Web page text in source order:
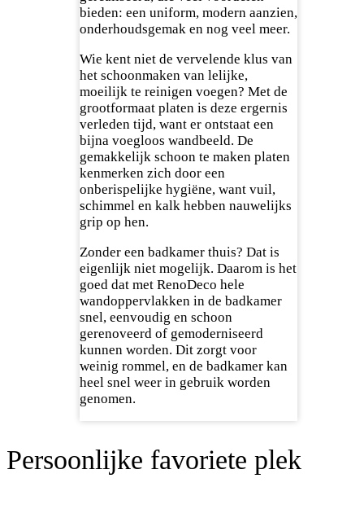
bieden: een uniform, modern aanzien,
onderhoudsgemak en nog veel meer.
Wie kent niet de vervelende klus van
het schoonmaken van lelijke,
moeilijk te reinigen voegen? Met de
grootformaat platen is deze ergernis
verleden tijd, want er ontstaat een
bijna voegloos wandbeeld. De
gemakkelijk schoon te maken platen
kenmerken zich door een
onberispelijke hygiëne, want vuil,
schimmel en kalk hebben nauwelijks
grip op hen.
Zonder een badkamer thuis? Dat is
eigenlijk niet mogelijk. Daarom is het
goed dat met RenoDeco hele
wandoppervlakken in de badkamer
snel, eenvoudig en schoon
gerenoveerd of gemoderniseerd
kunnen worden. Dit zorgt voor
weinig rommel, en de badkamer kan
heel snel weer in gebruik worden
genomen.
Persoonlijke favoriete plek